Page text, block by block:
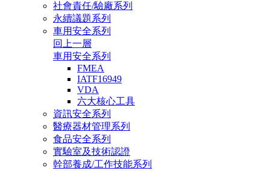
社會責任/驗廠系列
永續議題系列
車用安全系列
回上一層
車用安全系列
FMEA
IATF16949
VDA
六大核心工具
資訊安全系列
醫療器材管理系列
食品安全系列
實驗室及技術認證
幹部養成/工作技能系列